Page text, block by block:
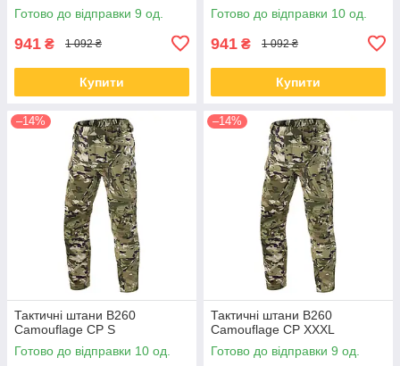
Готово до відправки 9 од.
941 ₴ 1 092 ₴
Купити
Готово до відправки 10 од.
941 ₴ 1 092 ₴
Купити
–14%
Тактичні штани B260
Camouflage CP S
Готово до відправки 10 од.
–14%
Тактичні штани B260
Camouflage CP XXXL
Готово до відправки 9 од.